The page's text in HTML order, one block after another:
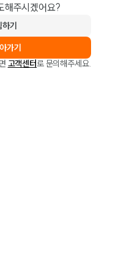
해주시겠어요?
하기
가기
고객센터로 문의해주세요.